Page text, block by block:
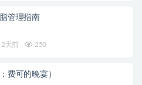
管理指南
2天前 250
费可的晚宴）